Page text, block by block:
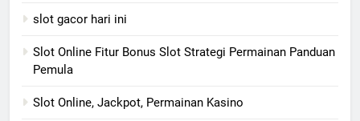
slot gacor hari ini
Slot Online Fitur Bonus Slot Strategi Permainan Panduan
Pemula
Slot Online, Jackpot, Permainan Kasino